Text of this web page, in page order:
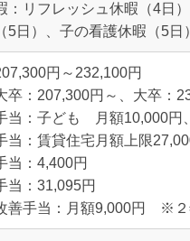
：リフレッシュ休暇（4日
5日）、子の看護休暇（5
円～232,100円
：207,300円～、大卒：
当：子ども 月額10,000円
：賃貸住宅月額上限
：4,400円
：31,095円
手当：月額9,000円 ※２